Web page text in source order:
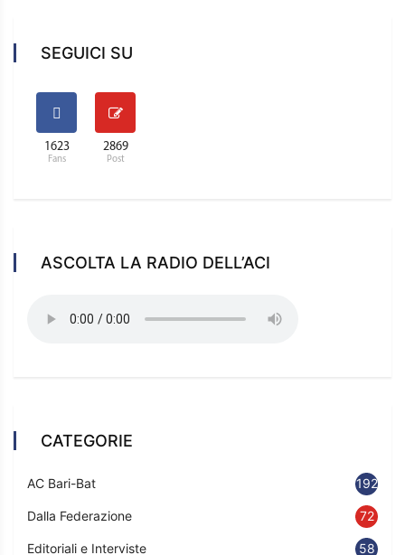
SEGUICI SU
1623
Fans
2869
Post
ASCOLTA LA RADIO DELL’ACI
CATEGORIE
AC Bari-Bat 192
Dalla Federazione 72
Editoriali e Interviste 58